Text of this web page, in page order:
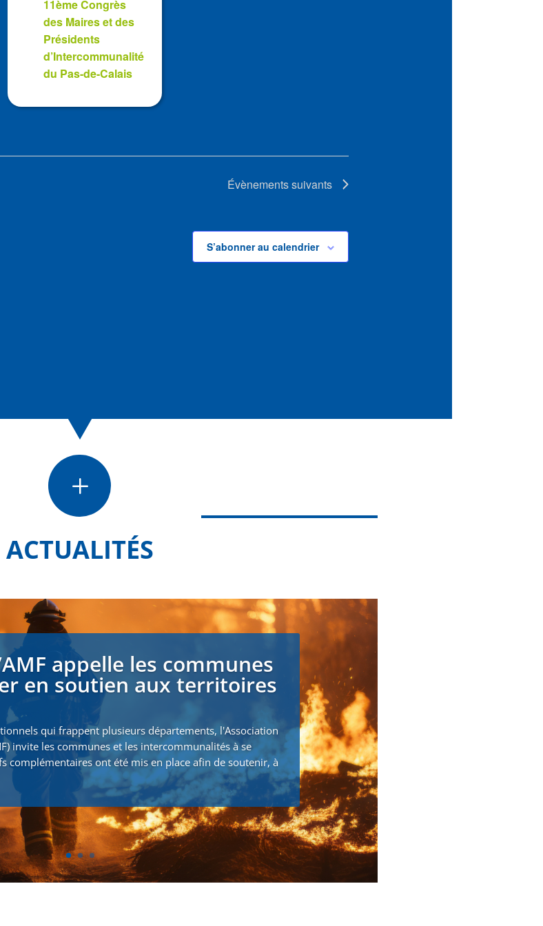
11ème Congrès
des Maires et des
Présidents
d’Intercommunalité
du Pas-de-Calais
Évènementssuivants
S’abonner au calendrier
L
ACTUALITÉS
appelle les communes
en soutien aux territoires
qui frappent plusieurs départements, l'Association
invite les communes et les intercommunalités à se
complémentaires ont été mis en place afin de soutenir, à